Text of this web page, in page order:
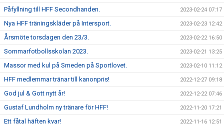
Påfyllning till HFF Secondhanden. 2023-02-24 07:17
Nya HFF träningskläder på Intersport. 2023-02-23 12:42
Årsmöte torsdagen den 23/3. 2023-02-22 16:50
Sommarfotbollsskolan 2023. 2023-02-21 13:25
Massor med kul på Smeden på Sportlovet. 2023-02-10 11:12
HFF medlemmar tränar till kanonpris! 2022-12-27 09:18
God jul & Gott nytt år! 2022-12-22 07:46
Gustaf Lundholm ny tränare för HFF! 2022-11-20 17:21
Ett fåtal häften kvar! 2022-11-16 12:51